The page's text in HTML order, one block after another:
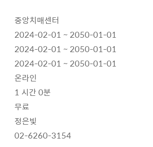
중앙치매센터
2024-02-01 ~ 2050-01-01
2024-02-01 ~ 2050-01-01
2024-02-01 ~ 2050-01-01
온라인
1 시간 0분
무료
정은빛
02-6260-3154